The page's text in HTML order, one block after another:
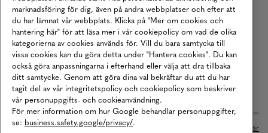
Våra Tjänster
Press
Studentrabatt
B2B
Tillgänglighetsredogörelse
Betalningar online sköts i samarbete med Klarna. Läs mer här
marknadsföring för dig, även på andra webbplatser och efter att
du har lämnat vår webbplats. Klicka på "Mer om cookies och
hantering här" för att läsa mer i vår cookiepolicy om vad de olika
kategorierna av cookies används för. Vill du bara samtycka till
vissa cookies kan du göra detta under "Hantera cookies". Du kan
också göra anpassningarna i efterhand eller välja att dra tillbaka
ditt samtycke. Genom att göra dina val bekräftar du att du har
tagit del av vår integritetspolicy och cookiepolicy som beskriver
vår personuppgifts- och cookieanvändning.
För mer information om hur Google behandlar personuppgifter,
se: business.safety.google/privacy/.